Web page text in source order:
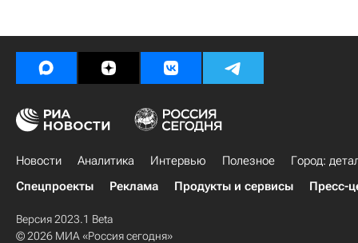
Новости Аналитика Интервью Полезное
Город:
Спецпроекты
Реклама Продукты и сервисы Пресс-
Версия 2023.1 Beta
© 2026 МИА «Россия сегодня»